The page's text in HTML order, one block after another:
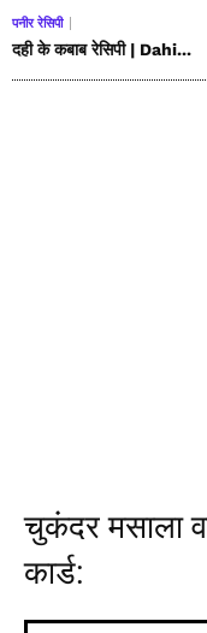
पनीर रेसिपी
दही के कबाब रेसिपी | Dahi...
चुकंदर मसाला
कार्ड: